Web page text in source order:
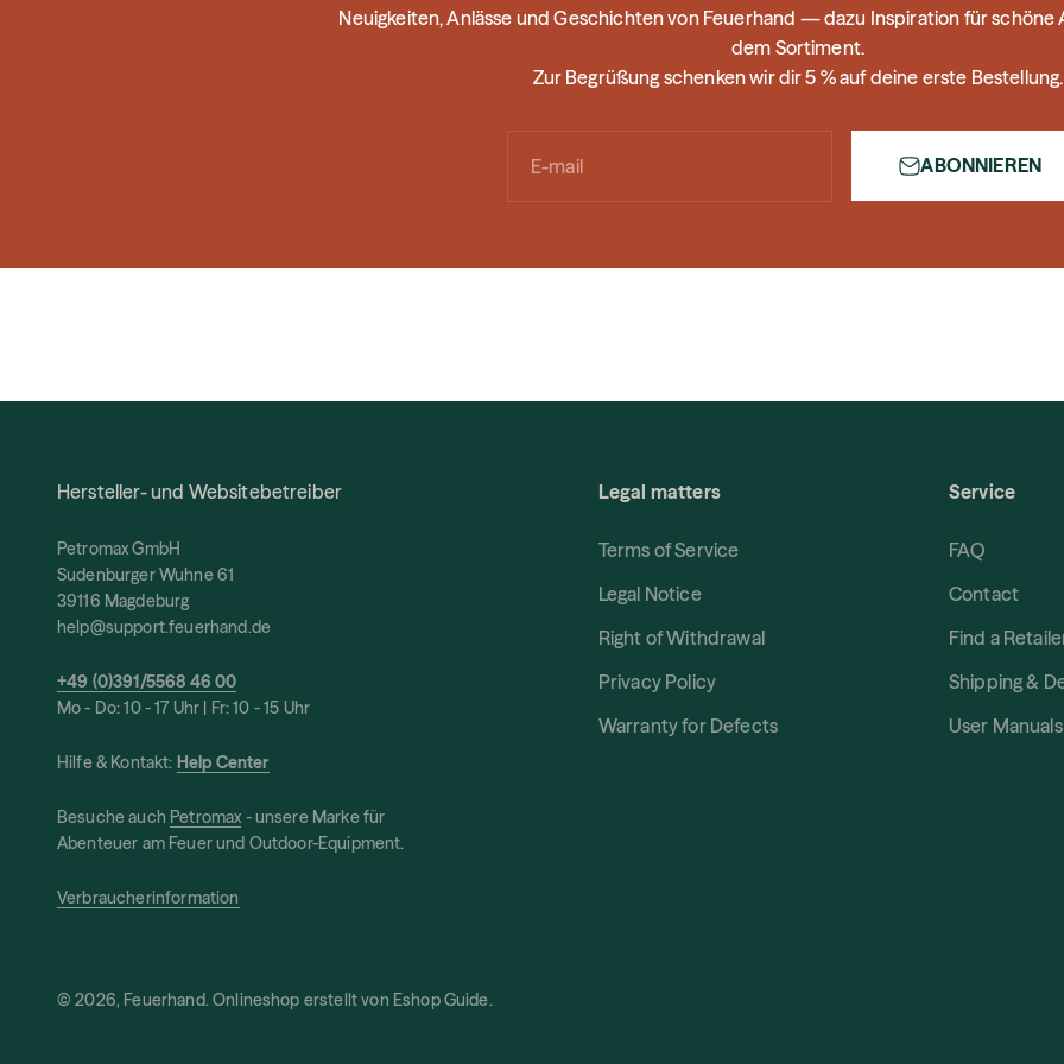
Neuigkeiten, Anlässe und Geschichten von Feuerhand — dazu Inspiration für schöne
dem Sortiment.
Zur Begrüßung schenken wir dir 5 % auf deine erste Bestellung.
E-mail ABONNIEREN
Hersteller- und Websitebetreiber
Petromax GmbH
Sudenburger Wuhne 61
39116 Magdeburg
help@support.feuerhand.de
+49 (0)391/5568 46 00
Mo - Do: 10 - 17 Uhr | Fr: 10 - 15 Uhr
Hilfe & Kontakt: Help Center
Besuche auch Petromax - unsere Marke für
Abenteuer am Feuer und Outdoor-Equipment.
Verbraucherinformation
Legal matters
Terms of Service
Legal Notice
Right of Withdrawal
Privacy Policy
Warranty for Defects
Service
FAQ
Contact
Find a
Shipping &
User Manuals
© 2026, Feuerhand. Onlineshop erstellt von Eshop Guide.